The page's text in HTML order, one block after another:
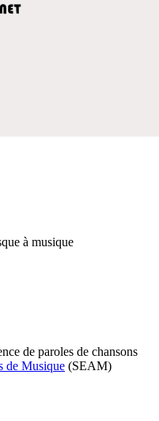
à musique
de paroles de chansons
de Musique (SEAM)